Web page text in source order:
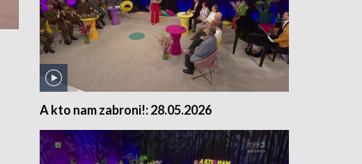
A kto nam zabroni!: 28.05.2026